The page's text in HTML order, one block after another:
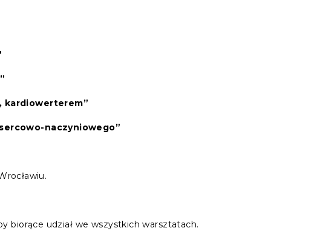
kardiowerterem”
naczyniowego”
biorące udział we wszystkich warsztatach.